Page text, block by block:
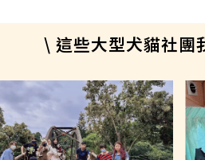
\ 這些大型犬貓社團